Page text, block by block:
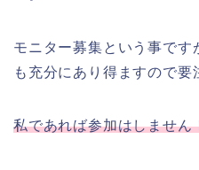
モニター募集という事です
も充分にあり得ますので要
私であれば参加はしません